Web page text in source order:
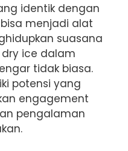
identik dengan
menjadi alat
suasana
ice dalam
tidak biasa.
potensi yang
engagement
pengalaman